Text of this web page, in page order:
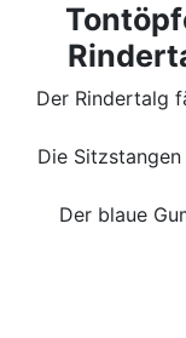
Der Rindertalg
Die
Der blaue